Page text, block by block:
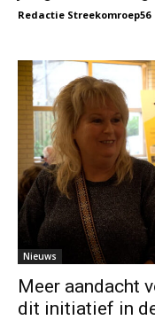
Redactie Streekomroep56
Nieuws
Meer aandacht
dit initiatief in